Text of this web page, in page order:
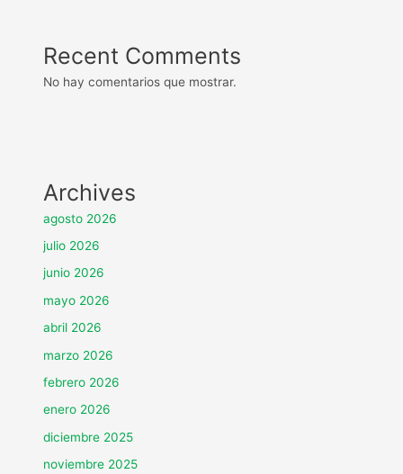
Recent Comments
No hay comentarios que mostrar.
Archives
agosto 2026
julio 2026
junio 2026
mayo 2026
abril 2026
marzo 2026
febrero 2026
enero 2026
diciembre 2025
noviembre 2025